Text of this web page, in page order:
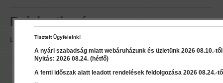
Bejelentkezés
Elfelejtett jelszó esetén kérjük kattintson
E-mail
cím: *
Tisztelt Ügyfeleink!
A nyári szabadság miatt webáruházunk és üzletünk 2026 08.10.-
Nyitás: 2026 08.24. (hétfő)
A fenti időszak alatt leadott rendelések feldolgozása 2026 08.24.-